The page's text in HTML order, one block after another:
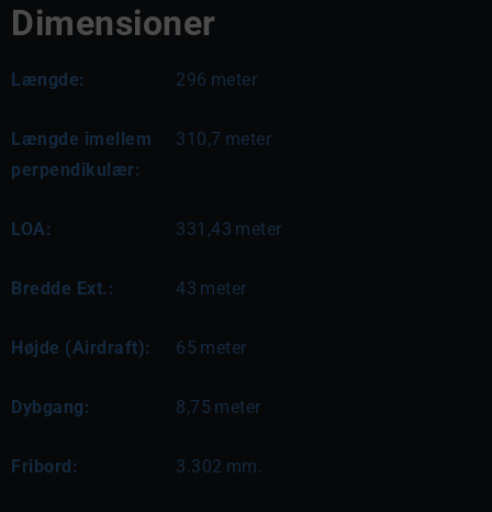
Dimensioner
Længde: 296 meter
Længde imellem
perpendikulær:
310,7 meter
LOA: 331,43 meter
Bredde Ext.: 43 meter
Højde (Airdraft): 65 meter
Dybgang: 8,75 meter
Fribord: 3.302 mm.